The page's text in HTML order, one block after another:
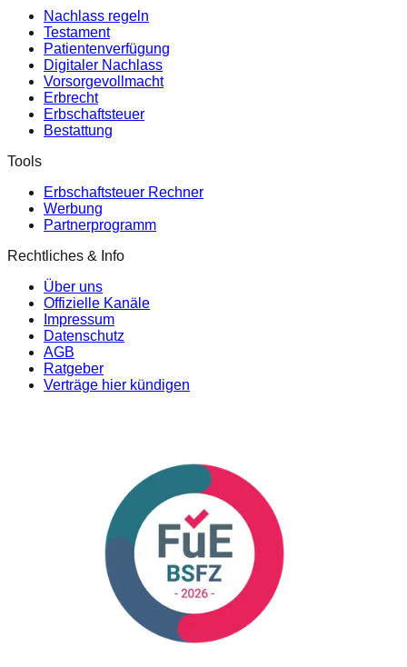
Nachlass regeln
Testament
Patientenverfügung
Digitaler Nachlass
Vorsorgevollmacht
Erbrecht
Erbschaftsteuer
Bestattung
Tools
Erbschaftsteuer Rechner
Werbung
Partnerprogramm
Rechtliches & Info
Über uns
Offizielle Kanäle
Impressum
Datenschutz
AGB
Ratgeber
Verträge hier kündigen